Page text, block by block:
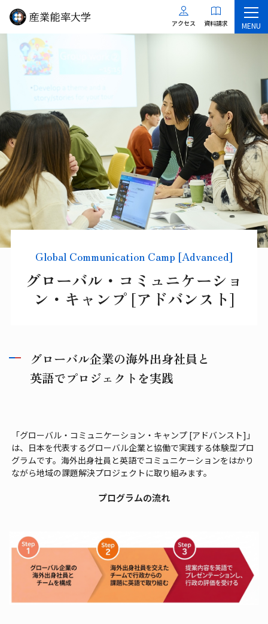
アクセス 資料請求 MENU
Global Communication Camp [Advanced]
グローバル・コミュニケーショ
ン・キャンプ [アドバンスト]
グローバル企業の海外出身社員と
英語でプロジェクトを実践
「グローバル・コミュニケーション・キャンプ [アドバンスト]」
は、日本を代表するグローバル企業と協働で実践する体験型プロ
グラムです。海外出身社員と英語でコミュニケーションをはかり
ながら地域の課題解決プロジェクトに取り組みます。
プログラムの流れ